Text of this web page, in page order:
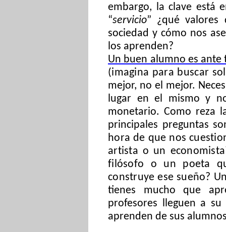
embargo, la clave está
“servicio” ¿qué valores
sociedad y cómo nos
los aprenden?
Un buen alumno es ante
(imagina para buscar
mejor, no el mejor.
lugar en el mismo y
monetario. Como reza
principales preguntas
hora de que nos
artista o un
filósofo o un poeta
construye ese sueño?
tienes mucho que
profesores lleguen a
aprenden de sus